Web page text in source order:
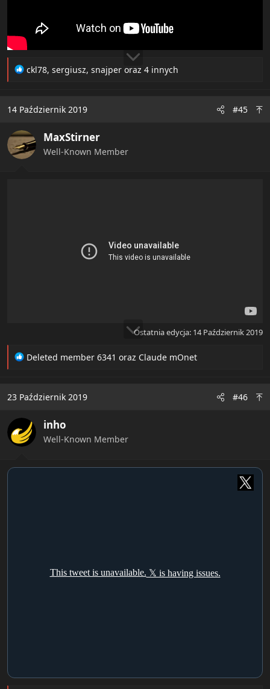
R
t
o
n
s
ckl78, sergiusz, snajper oraz 4 innych
14 Październik 2019 #45
MaxStirner
Well-Known Member
Ostatnia edycja: 14 Październik 2019
R
t
o
n
s
Deleted member 6341 oraz Claude mOnet
23 Październik 2019 #46
inho
Well-Known Member